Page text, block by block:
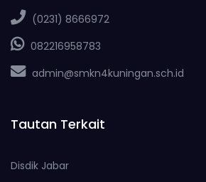
(0231) 8666972
082216958783
admin@smkn4kuningan.sch.id
Tautan Terkait
Disdik Jabar